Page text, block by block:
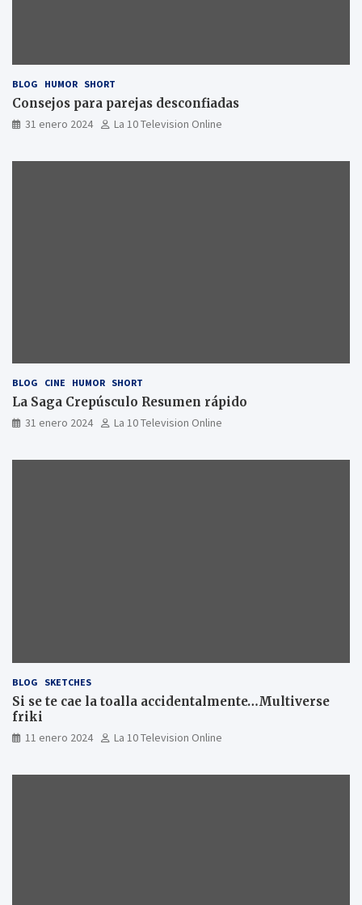
BLOG HUMOR SHORT
Consejos para parejas desconfiadas
31 enero 2024 La 10 Television Online
BLOG CINE HUMOR SHORT
La Saga Crepúsculo Resumen rápido
31 enero 2024 La 10 Television Online
BLOG SKETCHES
Si se te cae la toalla accidentalmente…Multiverse
friki
11 enero 2024 La 10 Television Online